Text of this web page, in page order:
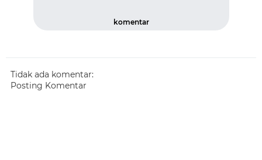
komentar
Tidak ada komentar:
Posting Komentar